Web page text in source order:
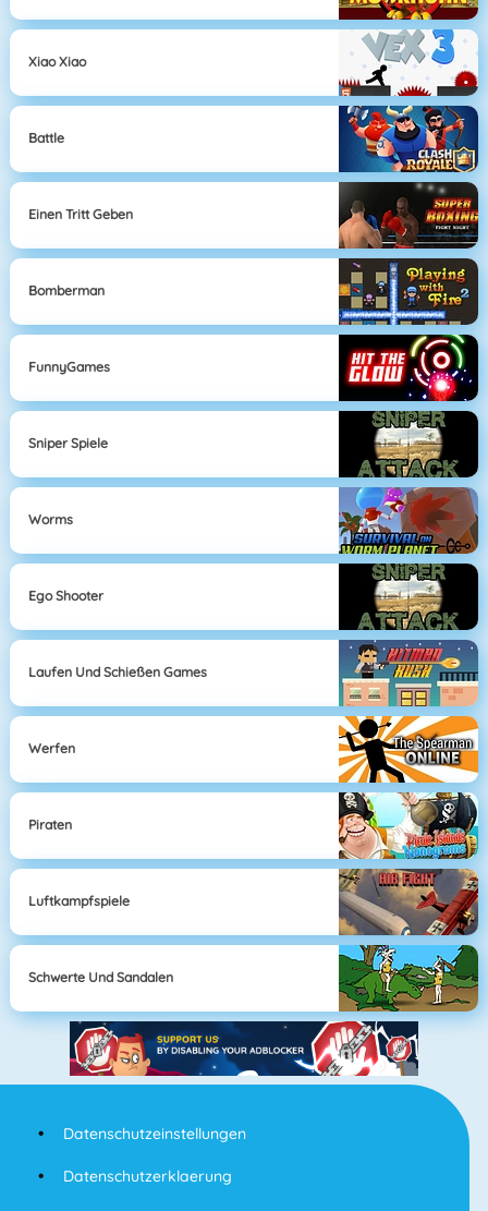
Xiao Xiao
Battle
Einen Tritt Geben
Bomberman
FunnyGames
Sniper Spiele
Worms
Ego Shooter
Laufen Und Schießen Games
Werfen
Piraten
Luftkampfspiele
Schwerte Und Sandalen
Datenschutzeinstellungen
Datenschutzerklaerung